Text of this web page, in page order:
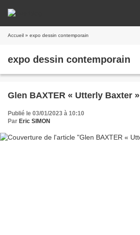
Accueil » expo dessin contemporain
expo dessin contemporain
Glen BAXTER « Utterly Baxter »
Publié le 03/01/2023 à 10:10
Par Eric SIMON